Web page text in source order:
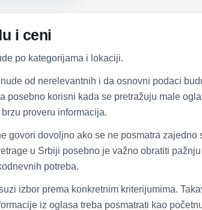
i ceni
po kategorijama i lokaciji.
od nerelevantnih i da osnovni podaci
korisni kada se pretražuju male
proveru informacija.
govori dovoljno ako se ne posmatra zajedno
u Srbiji posebno je važno obratiti
potreba.
izbor prema konkretnim kriterijumima.
iz oglasa treba posmatrati kao